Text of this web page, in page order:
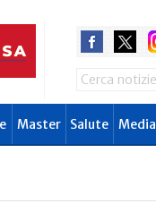
Search
Master Salute Media